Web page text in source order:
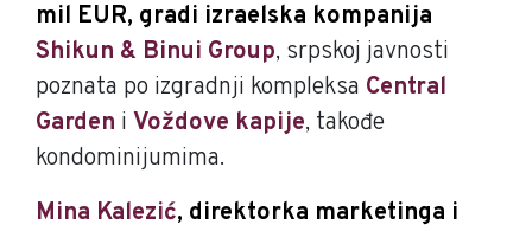
mil EUR, gradi izraelska kompanija
Shikun & Binui Group, srpskoj javnosti
poznata po izgradnji kompleksa Central
Garden i Voždove kapije, takođe
kondominijumima.
Mina Kalezić, direktorka marketinga i